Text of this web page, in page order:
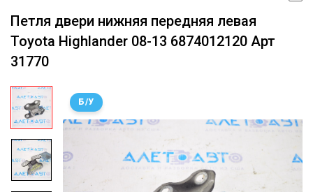
Петля двери нижняя передняя левая
Toyota Highlander 08-13 6874012120 Арт
31770
Б/У